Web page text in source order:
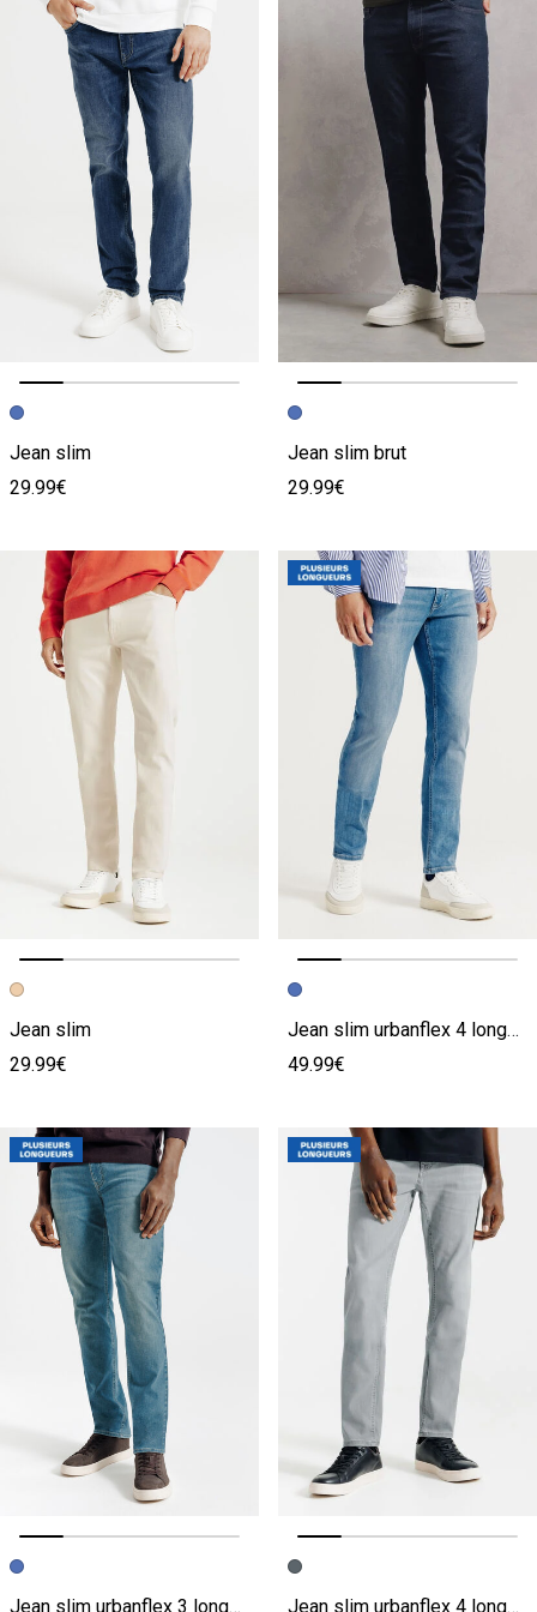
Image précédente
Image suivante
Jean slim
29.99€
Image précédente
Image suivante
Jean slim brut
29.99€
Image précédente
Image suivante
Jean slim
29.99€
Image précédente
Image suivante
Jean slim urbanflex 4 longueurs
49.99€
Image précédente
Image suivante
Jean slim urbanflex 3 longueurs
Image précédente
Image suivante
Jean slim urbanflex 4 longueurs